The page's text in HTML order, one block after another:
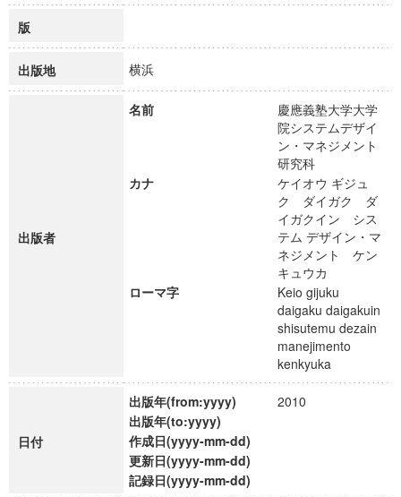
版
出版地 横浜
出版者
名前
慶應義塾大学大学
院システムデザイ
ン・マネジメント
研究科
カナ
ケイオウ ギジュ
ク ダイガク ダ
イガクイン シス
テム デザイン・マ
ネジメント ケン
キュウカ
ローマ字
Keio gijuku
daigaku daigakuin
shisutemu dezain
manejimento
kenkyuka
日付
出版年(from:yyyy)
2010
出版年(to:yyyy)
作成日(yyyy-mm-dd)
更新日(yyyy-mm-dd)
記録日(yyyy-mm-dd)